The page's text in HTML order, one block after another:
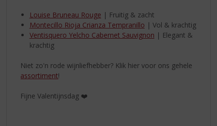
Louise Bruneau Rouge | Fruitig & zacht
Montecillo Rioja Crianza Tempranillo | Vol & krachtig
Ventisquero Yelcho Cabernet Sauvignon | Elegant &
krachtig
Niet zo'n rode wijnliefhebber? Klik hier voor ons gehele
assortiment!
Fijne Valentijnsdag ❤️